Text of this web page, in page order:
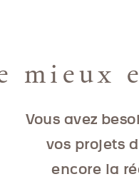
mieux
Vous avez
vos projets
encore la